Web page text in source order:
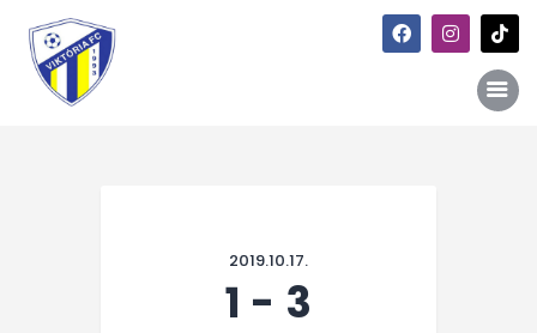
2019.10.17.
1 - 3